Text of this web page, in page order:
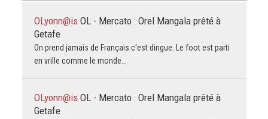
OLyonn@is OL - Mercato : Orel Mangala prêté à
Getafe
On prend jamais de Français c'est dingue. Le foot est parti
en vrille comme le monde...
OLyonn@is OL - Mercato : Orel Mangala prêté à
Getafe